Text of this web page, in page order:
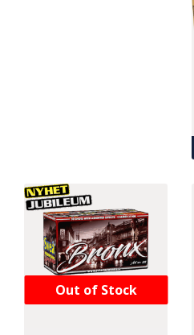
Out of Stock